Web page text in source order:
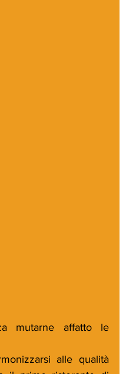
mutarne affatto le
alle qualità